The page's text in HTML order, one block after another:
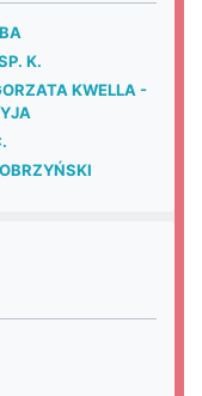
K.
KWELLA -